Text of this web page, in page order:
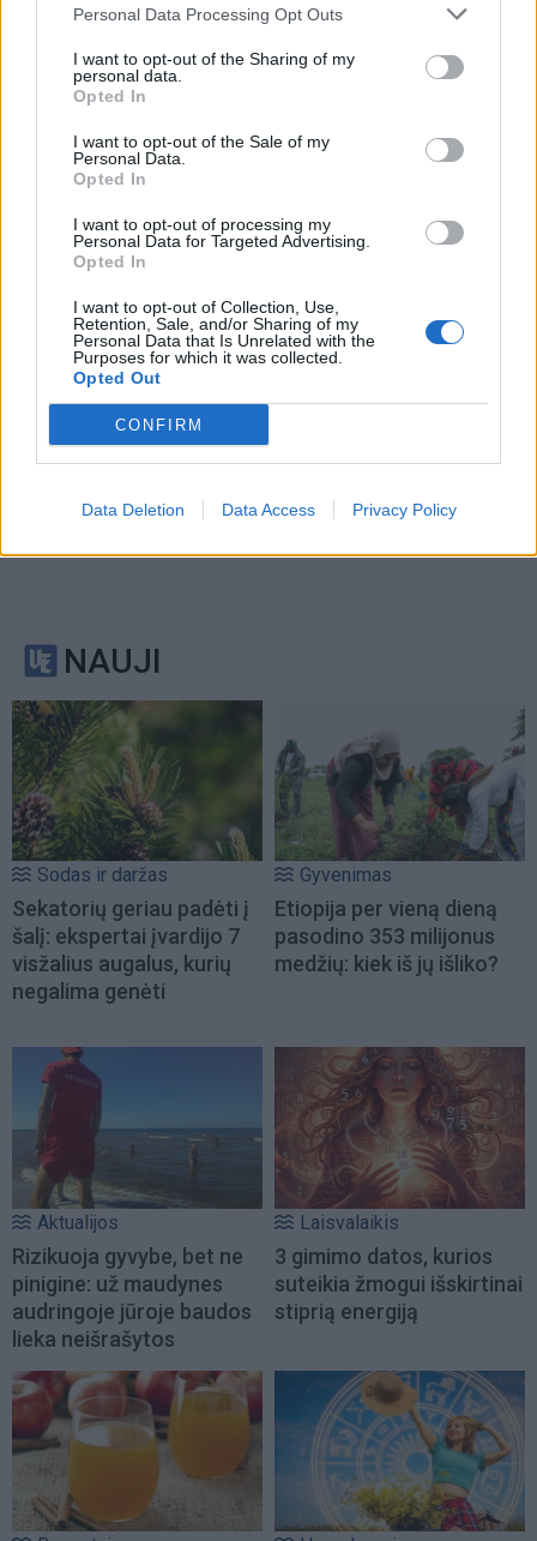
Personal Data Processing Opt Outs
I want to opt-out of the Sharing of my
personal data.
Opted In
I want to opt-out of the Sale of my
Personal Data.
Opted In
I want to opt-out of processing my
Personal Data for Targeted Advertising.
Opted In
I want to opt-out of Collection, Use,
Retention, Sale, and/or Sharing of my
Personal Data that Is Unrelated with the
Purposes for which it was collected.
Opted Out
CONFIRM
Data Deletion Data Access Privacy Policy
Klaipėda
Kas tas paslaptingas
jaunuolis, rytais stovintis
ant tilto?(10)
Klaipėda
paupyje bus atidarytas
naujas parkas
(7)
NAUJI
Sodas ir daržas
Sekatorių geriau padėti į
šalį: ekspertai įvardijo 7
visžalius augalus, kurių
negalima genėti
Gyvenimas
Etiopija per vieną dieną
pasodino 353 milijonus
medžių: kiek iš jų išliko?
Aktualijos
Rizikuoja gyvybe, bet ne
pinigine: už maudynes
audringoje jūroje baudos
lieka neišrašytos
Laisvalaikis
3 gimimo datos, kurios
suteikia žmogui išskirtinai
stiprią energiją